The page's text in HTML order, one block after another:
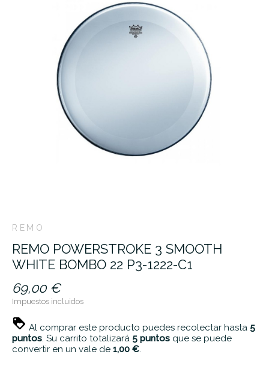
REMO
REMO POWERSTROKE 3 SMOOTH
WHITE BOMBO 22 P3-1222-C1
69,00 €
Impuestos incluidos
Al comprar este producto puedes recolectar hasta 5
puntos. Su carrito totalizará 5 puntos que se puede
convertir en un vale de 1,00 €.